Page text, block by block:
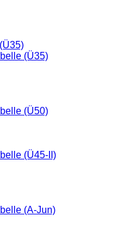
(Ü35)
(Ü50)
(Ü45-II)
(A-Jun)